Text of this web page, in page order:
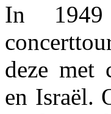
In
deze met
en Israël.